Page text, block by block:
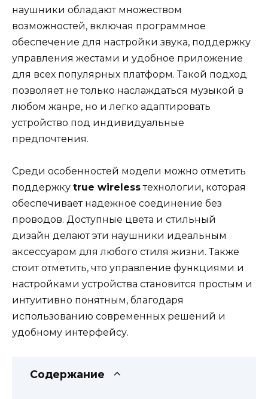
наушники обладают множеством
возможностей, включая программное
обеспечение для настройки звука, поддержку
управления жестами и удобное приложение
для всех популярных платформ. Такой подход
позволяет не только наслаждаться музыкой в
любом жанре, но и легко адаптировать
устройство под индивидуальные
предпочтения.
Среди особенностей модели можно отметить
поддержку true wirelessтехнологии, которая
обеспечивает надежное соединение без
проводов. Доступные цвета и стильный
дизайн делают эти наушники идеальным
аксессуаром для любого стиля жизни. Также
стоит отметить, что управление функциями и
настройками устройства становится простым и
интуитивно понятным, благодаря
использованию современных решений и
удобному интерфейсу.
Содержание